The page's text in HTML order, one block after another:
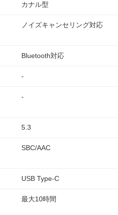
カナル型
ノイズキャンセリング対応
Bluetooth対応
-
-
5.3
SBC/AAC
USB Type-C
最大10時間